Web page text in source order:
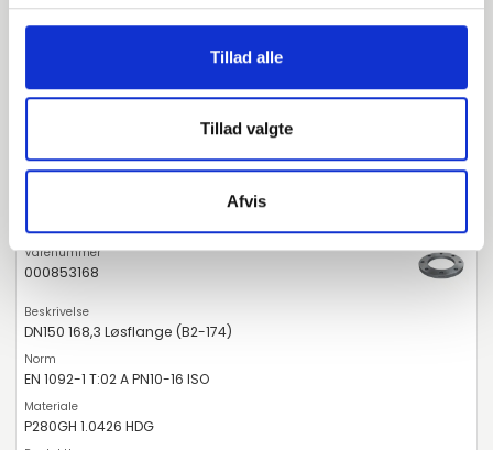
Tillad alle
Tillad valgte
Afvis
DN150 168,3 Løsflange (B2-174)
Løsflange
000853168
DN150 168,3 Løsflange (B2-174)
EN 1092-1 T:02 A PN10-16 ISO
P280GH 1.0426 HDG